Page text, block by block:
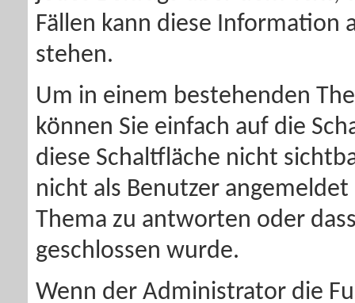
Fällen kann diese Information
stehen.
Um in einem bestehenden
können Sie einfach auf die
diese Schaltfläche nicht
nicht als Benutzer
Thema zu antworten oder
geschlossen wurde.
Wenn der Administrator die